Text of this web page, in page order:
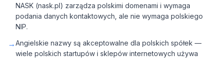
NASK (nask.pl) zarządza polskimi domenami i wymaga
podania danych kontaktowych, ale nie wymaga polskiego
NIP.
→Angielskie nazwy są akceptowalne dla polskich spółek —
wiele polskich startupów i sklepów internetowych używa